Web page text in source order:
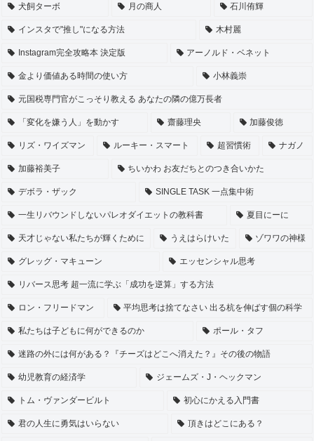
犬飼ターボ 月の商人 石川侑輝
インスタで"推し"になる方法 木村麗
Instagram完全攻略本 決定版 アーノルド・ベネット
金より価値ある時間の使い方 小林義崇
元国税専門官がこっそり教える あなたの隣の億万長者
「変化を嫌う人」を動かす 齋藤理央 加藤俊徳
リズ・ワイズマン ルーキー・スマート 超習慣術 ナガノ
加藤裕美子 ちいかわ お友だちとのつき合いかた
デボラ・ザック SINGLE TASK 一点集中術
一生リバウンドしないパレオダイエットの教科書 夏目にーに
天才じゃない私たちが輝くために うえはらけいた ゾワワの神様
グレッグ・マキューン エッセンシャル思考
リバース思考 超一流に学ぶ「成功を逆算」する方法
ロン・フリードマン 平均思考は捨てなさい 出る杭を伸ばす個の科学
私たちは子どもに何ができるのか ポール・タフ
迷路の外には何がある？『チーズはどこへ消えた？』その後の物語
幼児教育の経済学 ジェームズ・J・ヘックマン
トム・ヴァンダービルト 初心にかえる入門書
君の人生に勇気はいらない 頂きはどこにある？